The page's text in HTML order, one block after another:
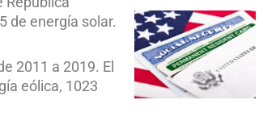
de energía solar.
2011 a 2019. El
eólica, 1023